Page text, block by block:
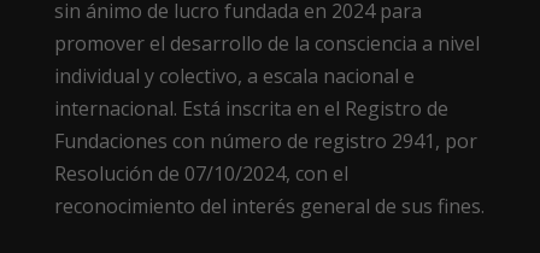
sin ánimo de lucro fundada en 2024 para
promover el desarrollo de la consciencia a nivel
individual y colectivo, a escala nacional e
internacional. Está inscrita en el Registro de
Fundaciones con número de registro 2941, por
Resolución de 07/10/2024, con el
reconocimiento del interés general de sus fines.